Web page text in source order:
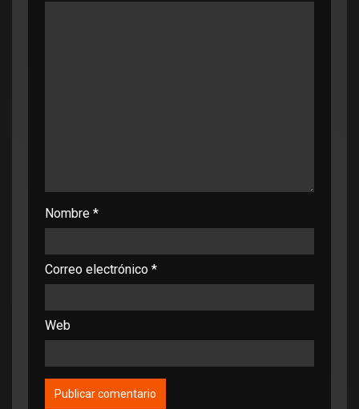
Nombre *
Correo electrónico *
Web